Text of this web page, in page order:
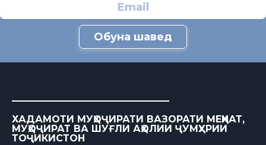
Обуна шавед
ХАДАМОТИ МУҲОҶИРАТИ ВАЗОРАТИ МЕҲНАТ,
МУҲОҶИРАТ ВА ШУҒЛИ АҲОЛИИ ҶУМҲУРИИ
ТОҶИКИСТОН